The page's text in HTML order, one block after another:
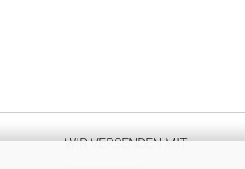
WIR VERSENDEN MIT